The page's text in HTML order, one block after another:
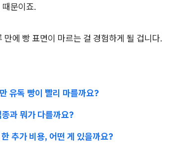
문이죠.
에 빵 표면이 마르는 걸 경험하게 될 겁니다.
유독 빵이 빨리 마를까요?
과 뭐가 다를까요?
추가 비용, 어떤 게 있을까요?